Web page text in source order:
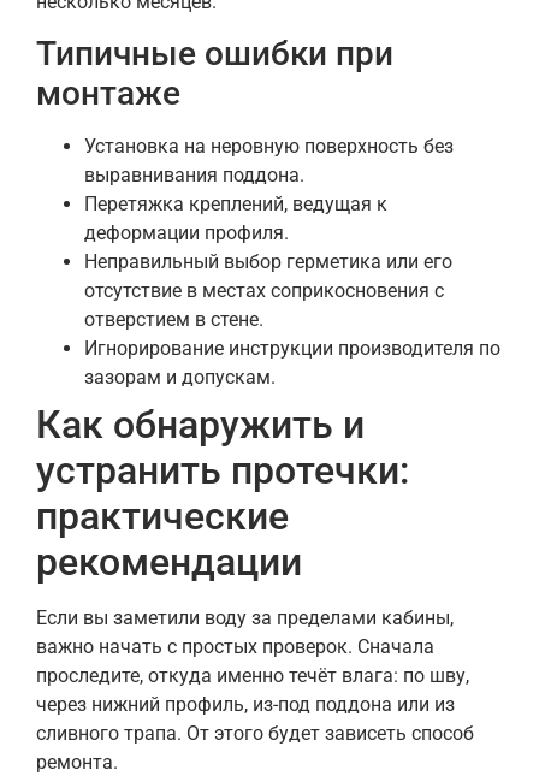
Типичные ошибки при
монтаже
Установка на неровную поверхность без
выравнивания поддона.
Перетяжка креплений, ведущая к
деформации профиля.
Неправильный выбор герметика или его
отсутствие в местах соприкосновения с
отверстием в стене.
Игнорирование инструкции производителя по
зазорам и допускам.
Как обнаружить и
устранить протечки:
практические
рекомендации
Если вы заметили воду за пределами кабины,
важно начать с простых проверок. Сначала
проследите, откуда именно течёт влага: по шву,
через нижний профиль, из-под поддона или из
сливного трапа. От этого будет зависеть способ
ремонта.